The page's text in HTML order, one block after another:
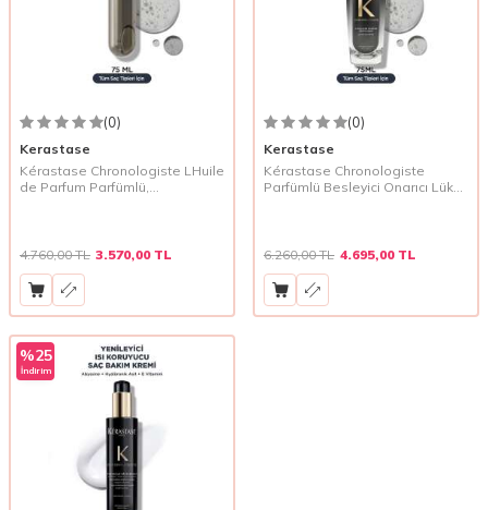
(0)
Kerastase
Kérastase Chronologiste LHuile
de Parfum Parfümlü,
4.760,00TL 3.570,00 TL
(0)
Kerastase
Kérastase Chronologiste
Parfümlü Besleyici Onarıcı Lüks
6.260,00TL 4.695,00 TL
%25
İndirim